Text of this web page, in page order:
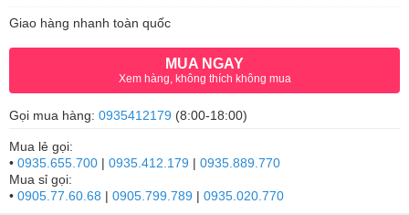
Giao hàng nhanh toàn quốc
MUA NGAY
Xem hàng, không thích không mua
Gọi mua hàng: 0935412179 (8:00-18:00)
Mua lẻ gọi:
• 0935.655.700 | 0935.412.179 | 0935.889.770
Mua sỉ gọi:
• 0905.77.60.68 | 0905.799.789 | 0935.020.770